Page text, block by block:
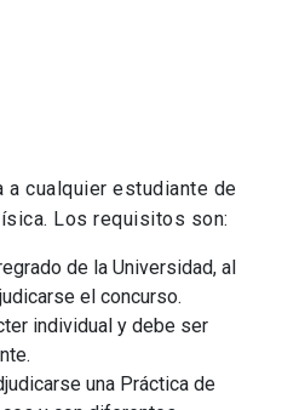
cualquier estudiante de
Los requisitos son:
de la Universidad, al
el concurso.
individual y debe ser
una Práctica de